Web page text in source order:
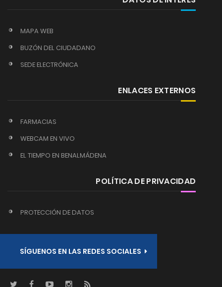
MAPA WEB
BUZÓN DEL CIUDADANO
SEDE ELECTRÓNICA
ENLACES EXTERNOS
FARMACIAS
WEBCAM EN VIVO
EL TIEMPO EN BENALMÁDENA
POLÍTICA DE PRIVACIDAD
PROTECCIÓN DE DATOS
SÍGUENOS EN LAS REDES SOCIALES